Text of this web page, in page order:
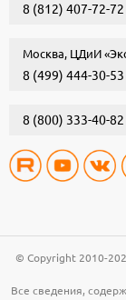
8 (812) 407-72-72
Москва, ЦДиИ
8 (499) 444-30-53
8 (800) 333-40-82
© Copyright 2010-
Все сведения,